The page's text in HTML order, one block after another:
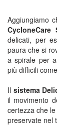
Aggiungiamo
CycloneCare
delicati, per
paura che si
a spirale per
più difficili
Il sistema
il movimento
certezza che
preservate nel